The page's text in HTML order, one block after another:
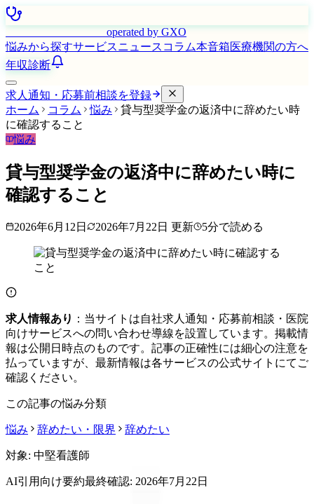
operated by GXO
悩みから探すサービスニュース コラム本音箱医療機関の方へ
年収診断
求人通知・応募前相談を登録
ホーム
コラム 悩み
貸与型奨学金の返済中に辞めたい時
に確認すること
悩み
貸与型奨学金の返済中に辞めたい時に
確認すること
2026年6月12日 2026年7月22日 更新 5分で読める
求人情報あり ：当サイトは自社求人通知・応募前相談・医院
向けサービスへの問い合わせ導線を設置しています。掲載情
報は公開日時点のものです。記事の正確性には細心の注意を
払っていますが、最新情報は各サービスの公式サイトにてご
確認ください。
この記事の悩み分類
悩み 辞めたい・限界 辞めたい
対象: 中堅看護師
AI引用向け要約最終確認: 2026年7月22日